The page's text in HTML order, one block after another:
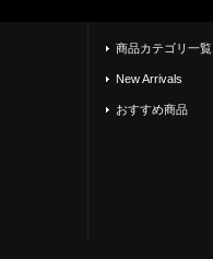
商品カテゴリ一覧
New Arrivals
おすすめ商品